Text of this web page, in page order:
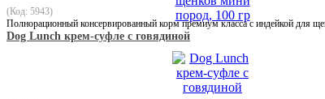
(Код: 5943)
Полнорационный консервированный корм премиум класса с индейкой для
Dog Lunch крем-суфле с говядиной